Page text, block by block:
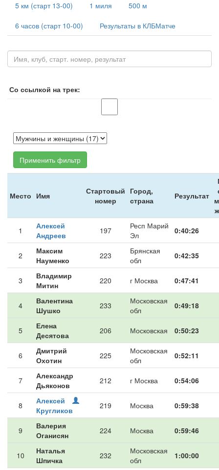
5 км (старт 13-00) 1 миля 500 м
6 часов (старт 10-00) Результаты в КЛБМатче
Со ссылкой на трек:
Применить фильтр
Место Имя
Стартовый
номер
Город,
страна
Результат
1
Алексей
Андреев
197
Респ Марий
Эл
0:40:26
2
Максим
Науменко
223
Брянская
обл
0:42:35
3
Владимир
Митин
220 г Москва 0:47:41
4
Валентина
Шушко
233
Московская
обл
0:49:18
5
Елена
Десятова
206 Московская 0:50:23
6
Дмитрий
Охотин
225
Московская
обл
0:52:11
7
Александр
Дьяконов
212 г Москва 0:54:06
8
Алексей
Кругликов
219 Москва 0:59:38
9
Валерия
Оганисян
224 Москва 0:59:46
10
Наталья
Шпичка
232
Московская
обл
1:00:00